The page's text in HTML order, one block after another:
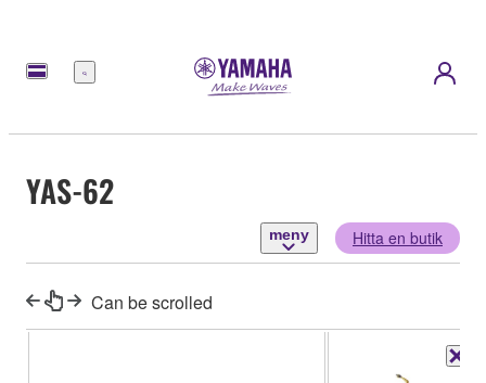
meny
YAS-62
meny Hitta en butik
Can be scrolled